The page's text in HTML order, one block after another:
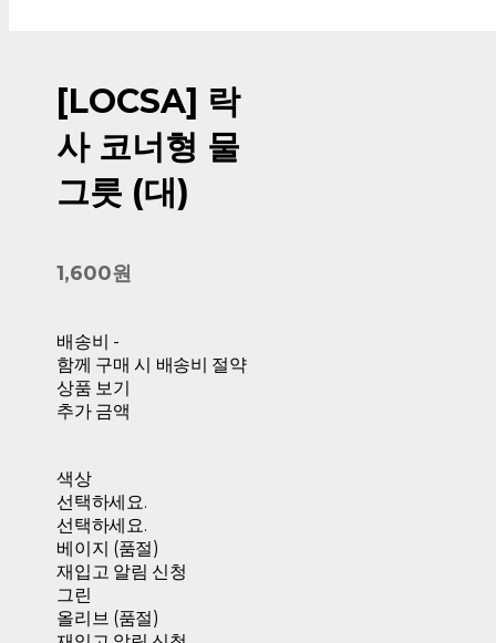
[LOCSA] 락
사 코너형 물
그릇 (대)
1,600원
배송비 -
함께 구매 시 배송비 절약
상품 보기
추가 금액
색상
선택하세요.
선택하세요.
베이지 (품절)
재입고 알림 신청
그린
올리브 (품절)